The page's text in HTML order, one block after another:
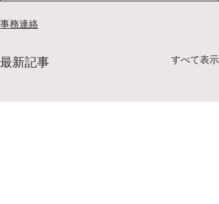
事務連絡
最新記事 すべて表示